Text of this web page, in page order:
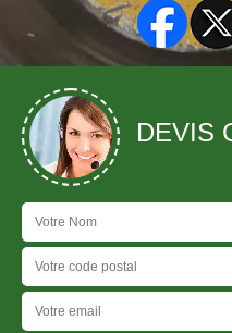
DEVIS